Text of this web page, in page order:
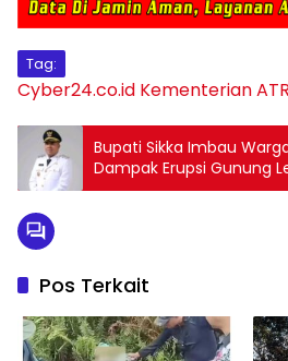
Tag:
Cyber24.co.id Kementerian
Bupati Sikka Imbau
Dampak Erupsi Gunung
Pos Terkait